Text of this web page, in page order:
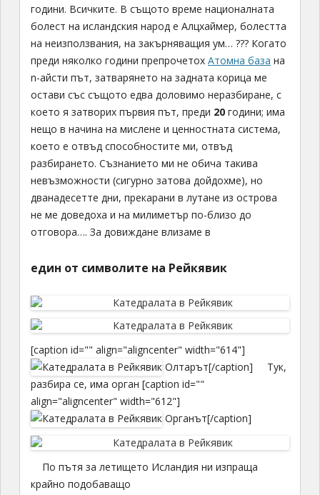
години. Всичките. В същото време националната
болест на исландския народ е Алцхаймер, болестта
на неизползвания, на закърняващия ум… ??? Когато
преди няколко години препрочетох Атомна база на
n-айсти път, затварянето на задната корица ме
остави със същото едва доловимо неразбиране, с
което я затворих първия път, преди 20години; има
нещо в начина на мислене и ценностната система,
което е отвъд способностите ми, отвъд
разбирането. Съзнанието ми не обича такива
невъзможности (сигурно затова дойдохме), но
дванадесетте дни, прекарани в лутане из острова
не ме доведоха и на милиметър по-близо до
отговора…. За довиждане влизаме в
един от символите на Рейкявик
[caption id="" align="aligncenter" width="614"]
Олтарът[/caption] Тук,
разбира се, има орган [caption id=""
align="aligncenter" width="612"]
Органът[/caption]
По пътя за летището Исландия ни изпраща
крайно подобаващо